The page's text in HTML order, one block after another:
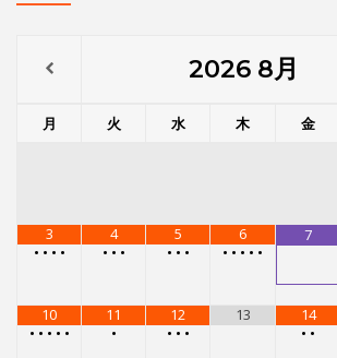
2026 8月
月 火 水 木 金
3
• • • •
4
• • •
5
• • •
6
• • • • •
7
10
• • • • •
11
•
12
• • •
13
14
• •